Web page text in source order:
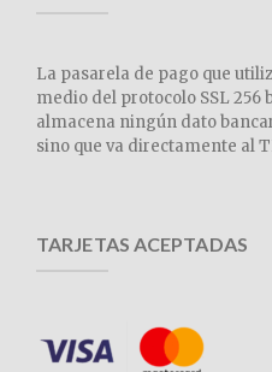
La pasarela de pago que
medio del protocolo SSL 256
almacena ningún dato
sino que va directamente al
TARJETAS ACEPTADAS